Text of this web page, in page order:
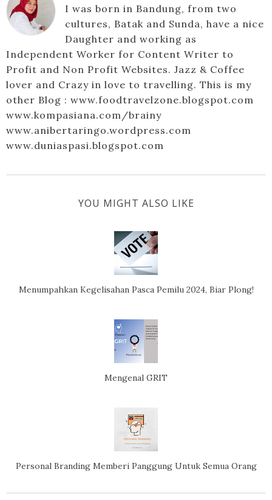
I was born in Bandung, from two
cultures, Batak and Sunda, have a nice
Daughter and working as
Independent Worker for Content Writer to
Profit and Non Profit Websites. Jazz & Coffee
lover and Crazy in love to travelling. This is my
other Blog : www.foodtravelzone.blogspot.com
www.kompasiana.com/brainy
www.anibertaringo.wordpress.com
www.duniaspasi.blogspot.com
YOU MIGHT ALSO LIKE
Menumpahkan Kegelisahan Pasca Pemilu 2024, Biar Plong!
Mengenal GRIT
Personal Branding Memberi Panggung Untuk Semua Orang